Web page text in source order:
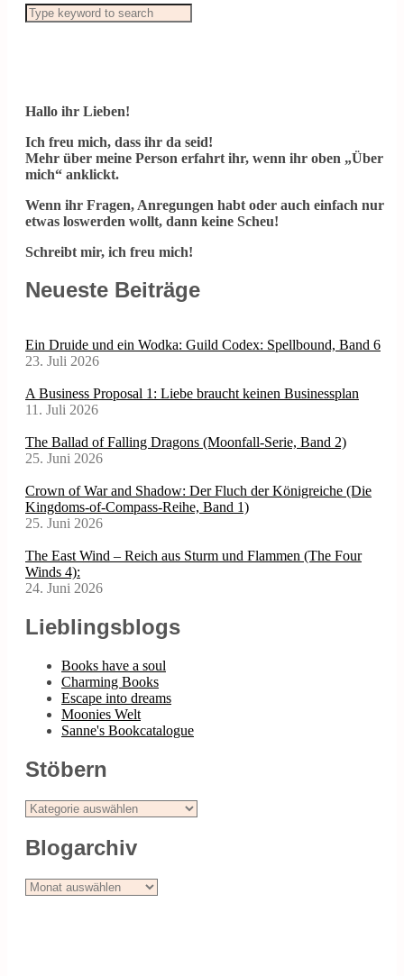
Hallo ihr Lieben!
Ich freu mich, dass ihr da seid!
Mehr über meine Person erfahrt ihr, wenn ihr oben „Über
mich“ anklickt.
Wenn ihr Fragen, Anregungen habt oder auch einfach nur
etwas loswerden wollt, dann keine Scheu!
Schreibt mir, ich freu mich!
Neueste Beiträge
Ein Druide und ein Wodka: Guild Codex: Spellbound, Band 6
23. Juli 2026
A Business Proposal 1: Liebe braucht keinen Businessplan
11. Juli 2026
The Ballad of Falling Dragons (Moonfall-Serie, Band 2)
25. Juni 2026
Crown of War and Shadow: Der Fluch der Königreiche (Die
Kingdoms-of-Compass-Reihe, Band 1)
25. Juni 2026
The East Wind – Reich aus Sturm und Flammen (The Four
Winds 4):
24. Juni 2026
Lieblingsblogs
Books have a soul
Charming Books
Escape into dreams
Moonies Welt
Sanne's Bookcatalogue
Stöbern
Stöbern
Blogarchiv
Blogarchiv